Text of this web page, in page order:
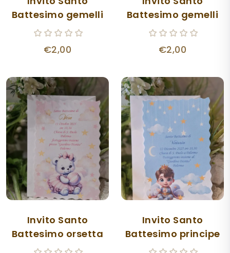
Battesimo gemelli
€2,00
Battesimo gemelli
€2,00
Invito Santo
Battesimo orsetta
Invito Santo
Battesimo principe